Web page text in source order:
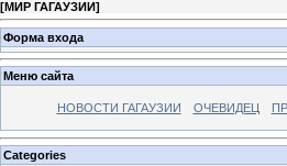
[МИР ГАГАУЗИИ]
Форма входа
Меню сайта
НОВОСТИ ГАГАУЗИИ ОЧЕВИДЕЦ
Categories